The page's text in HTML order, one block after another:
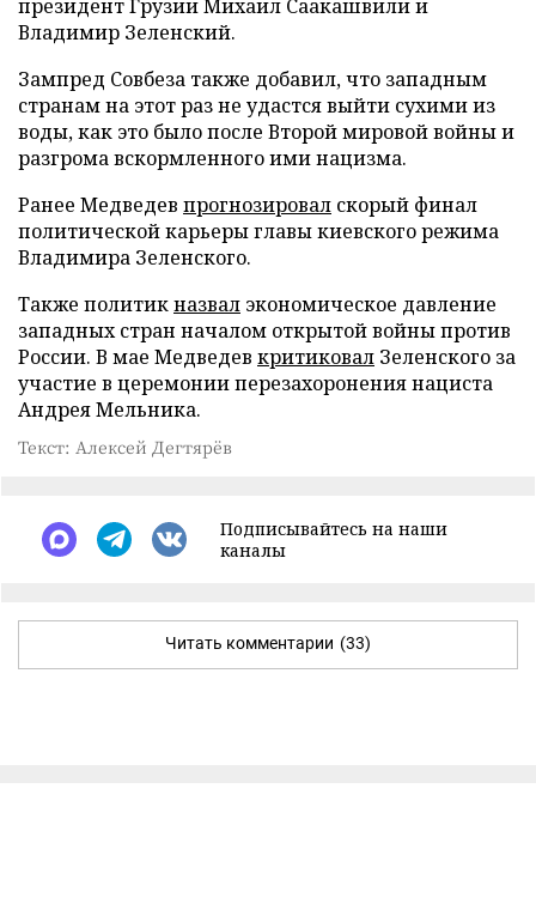
президент Грузии Михаил Саакашвили и
Владимир Зеленский.
Зампред Совбеза также добавил, что западным
странам на этот раз не удастся выйти сухими из
воды, как это было после Второй мировой войны и
разгрома вскормленного ими нацизма.
Ранее Медведев прогнозировал скорый финал
политической карьеры главы киевского режима
Владимира Зеленского.
Также политикназвал экономическое давление
западных стран началом открытой войны против
России. В мае Медведев критиковал Зеленского за
участие в церемонии перезахоронения нациста
Андрея Мельника.
Текст: Алексей Дегтярёв
Подписывайтесь на наши
каналы
Читать комментарии (33)